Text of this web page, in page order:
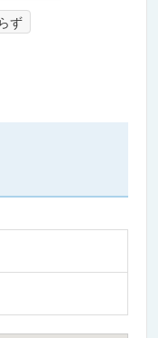
ず